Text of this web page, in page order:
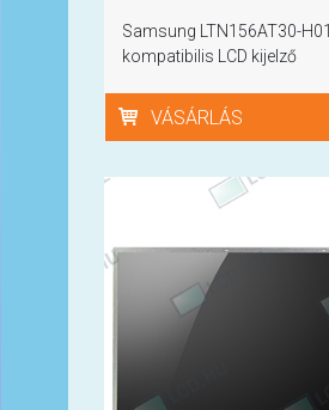
Samsung LTN156AT30-H01
kompatibilis LCD kijelző
VÁSÁRLÁS